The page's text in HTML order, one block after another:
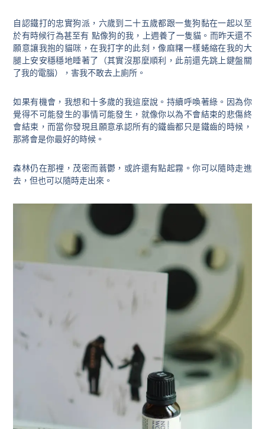
自認鐵打的忠實狗派，六歲到二十五歲都跟一隻狗黏在一起以至
於有時候行為甚至有 點像狗的我，上週養了一隻貓。而昨天還不
願意讓我抱的貓咪，在我打字的此刻，像麻糬一樣蜷縮在我的大
腿上安安穩穩地睡著了（其實沒那麼順利，此前還先跳上鍵盤關
了我的電腦），害我不敢去上廁所。
如果有機會，我想和十多歲的我這麼說。持續呼喚著綠。因為你
覺得不可能發生的事情可能發生，就像你以為不會結束的悲傷終
會結束，而當你發現且願意承認所有的鐵齒都只是鐵齒的時候，
那將會是你最好的時候。
森林仍在那裡，茂密而蓊鬱，或許還有點起霧。你可以隨時走進
去，但也可以隨時走出來。